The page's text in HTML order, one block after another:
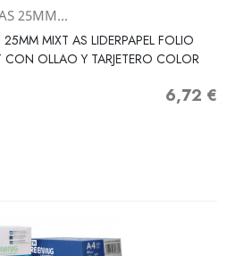
25MM...
MIXT AS LIDERPAPEL FOLIO
OLLAO Y TARJETERO COLOR
Precio
6,72 €